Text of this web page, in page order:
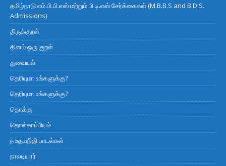
தமிழ்நாடு எம்.பி.பி.எஸ் மற்றும் பி.டி.எஸ் சேர்க்கைகள் (M.B.B.S and B.D.S.
Admissions)
திருக்குறள்
தினம் ஒரு குறள்
துவையல்
தெரியுமா உங்களுக்கு?
தெரியுமா உங்களுக்கு?
தொக்கு
தொல்காப்பியம்
ந உதயநிதி பாடல்கள்
நாலடியார்